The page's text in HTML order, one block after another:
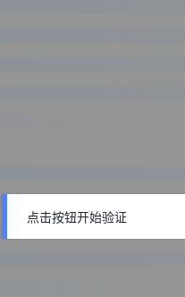
点击按钮开始验证